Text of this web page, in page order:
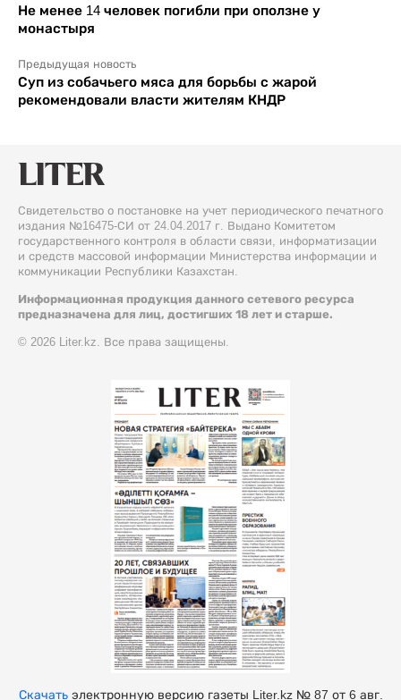
Не менее 14 человек погибли при оползне у
монастыря
Предыдущая новость
Суп из собачьего мяса для борьбы с жарой
рекомендовали власти жителям КНДР
Свидетельство о постановке на учет периодического печатного
издания №16475-СИ от 24.04.2017 г. Выдано Комитетом
государственного контроля в области связи, информатизации
и средств массовой информации Министерства информации и
коммуникации Республики Казахстан.
Информационная продукция данного сетевого ресурса
предназначена для лиц, достигших 18 лет и старше.
© 2026 Liter.kz. Все права защищены.
Скачатьэлектронную версию газеты Liter.kz № 87 от 6 авг.